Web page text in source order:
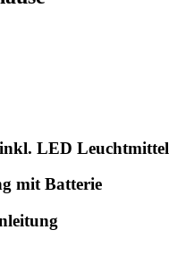
LED Leuchtmittel
mit Batterie